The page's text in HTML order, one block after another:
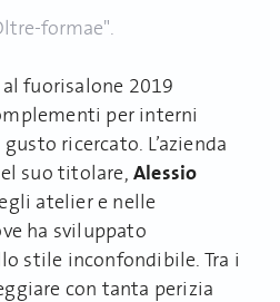
formae".
fuorisalone 2019
per interni
ricercato. L’azienda
suo titolare, Alessio
atelier e nelle
ha sviluppato
stile inconfondibile. Tra i
con tanta perizia